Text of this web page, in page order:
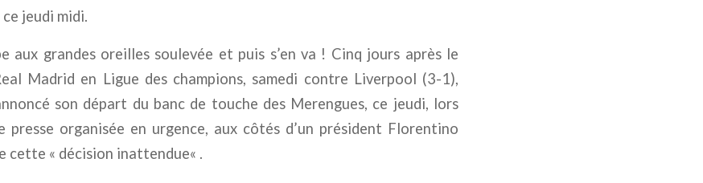
jeudi midi.
aux grandes oreilles soulevée et puis s’en va ! Cinq jours après le
Madrid en Ligue des champions, samedi contre Liverpool (3-1),
son départ du banc de touche des Merengues, ce jeudi, lors
presse organisée en urgence, aux côtés d’un président Florentino
cette « décision inattendue« .